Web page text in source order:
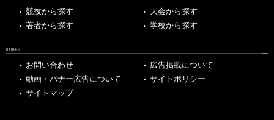
競技から探す
大会から探す
著者から探す
学校から探す
OTHERS
お問い合わせ
広告掲載について
動画・バナー広告について
サイトポリシー
サイトマップ